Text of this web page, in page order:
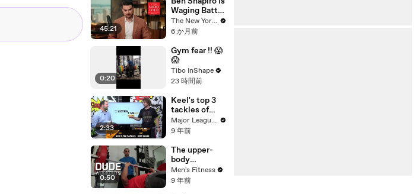
45:21
Waging Battle
Inside the
MAGA
The New
Yorker
Interview
The New Yorker
6 か月前
0:20
Gym fear !! 😱
😱
Tibo InShape
23 時間前
2:33
Keel's top 3
tackles of
Week 23 |
ExtraTime
Continental
Major League Soccer
9 年前
0:50
The upper-
body
push/lower-
body pull
Men's Fitness
9 年前